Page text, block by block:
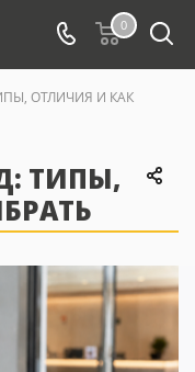
0
ОТЛИЧИЯ И КАК
ТИПЫ,